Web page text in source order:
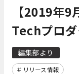
【2019年
Techプロ
編集部より
リリース情報